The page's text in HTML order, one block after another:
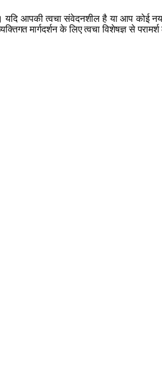
आपकी त्वचा संवेदनशील है या आप कोई
मार्गदर्शन के लिए त्वचा विशेषज्ञ से